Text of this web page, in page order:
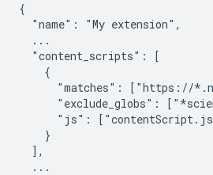
{
  "name": "My extension",
  ...
  "content_scripts": [
    {
"matches": ["https://
"exclude_globs":
"js":
    }
  ],
  ...